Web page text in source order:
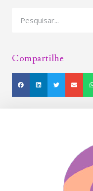
Compartilhe